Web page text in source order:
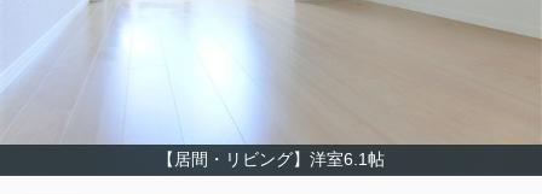
【居間・リビング】洋室6.1帖